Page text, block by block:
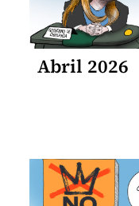
Abril 2026